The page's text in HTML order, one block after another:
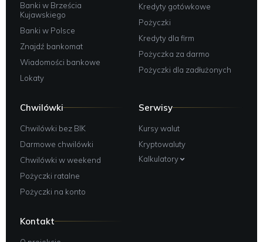
Banki w Brześcia
Kujawskiego
Banki w Polsce
Znajdź bankomat
Wiadomości bankowe
Lokaty
Kredyty gotówkowe
Pożyczki
Kredyty dla firm
Pożyczka za darmo
Pożyczki dla zadłużonych
Chwilówki
Chwilówki bez BIK
Darmowe chwilówki
Chwilówki w weekend
Pożyczki ratalne
Pożyczki na konto
Serwisy
Kursy walut
Kryptowaluty
Kalkulatory
Kontakt